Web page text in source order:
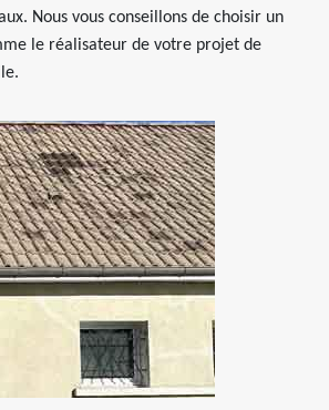
Nous vous conseillons de choisir un
le réalisateur de votre projet de